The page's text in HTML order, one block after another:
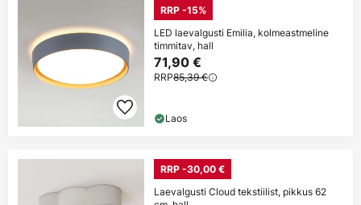
RRP -15%
LED laevalgusti Emilia, kolmeastmeline
timmitav, hall
71,90 €
RRP85,39 €
Laos
RRP -30,00 €
Laevalgusti Cloud tekstiilist, pikkus 62